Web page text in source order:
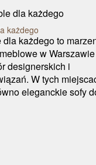
każdego
każdego to
w Warszawie
designerskich i
W tych
eleganckie sofy